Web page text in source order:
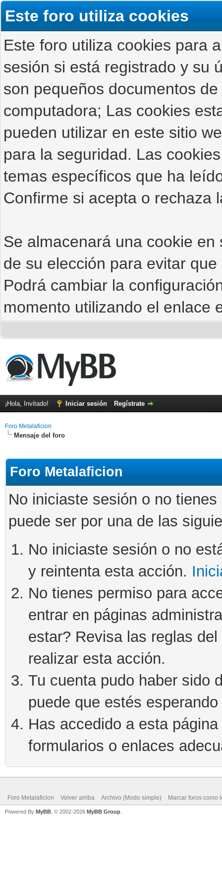
Este foro utiliza cookies
Este foro utiliza cookies para
sesión si está registrado y su
son pequeños documentos
computadora; Las cookies
pueden utilizar en este sitio
para la seguridad. Las
temas específicos que ha
Confirme si acepta o rechaza
Se almacenará una cookie
de su elección para evitar
Podrá cambiar la
momento utilizando el enlace
¡Hola, Invitado! Iniciar sesión Regístrate
Foro Metalaficion
Mensaje del foro
Foro Metalaficion
No iniciaste sesión o no
puede ser por una de las
No iniciaste sesión o no
y reintenta esta acción.
No tienes permiso para
entrar en páginas
estar? Revisa las reglas
realizar esta acción.
Tu cuenta pudo haber sido
puede que estés
Has accedido a esta
formularios o enlaces
Foro Metalaficion Volver arriba Archivo (Modo simple) Marcar foros como
Powered By MyBB , © 2002-2026 MyBB Group